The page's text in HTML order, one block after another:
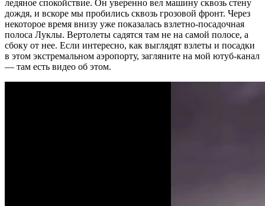
ледяное спокойствие. Он уверенно вел машину сквозь стену
дождя, и вскоре мы пробились сквозь грозовой фронт. Через
некоторое время внизу уже показалась взлетно-посадочная
полоса Луклы. Вертолеты садятся там не на самой полосе, а
сбоку от нее. Если интересно, как выглядят взлеты и посадки
в этом экстремальном аэропорту, загляните на мой ютуб-канал
— там есть видео об этом.